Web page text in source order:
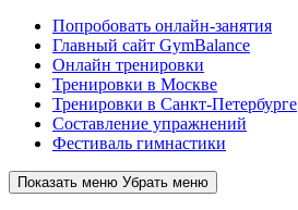
Попробовать онлайн-занятия
Главный сайт GymBalance
Онлайн тренировки
Тренировки в Москве
Тренировки в Санкт-Петербурге
Составление упражнений
Фестиваль гимнастики
Показать меню Убрать меню